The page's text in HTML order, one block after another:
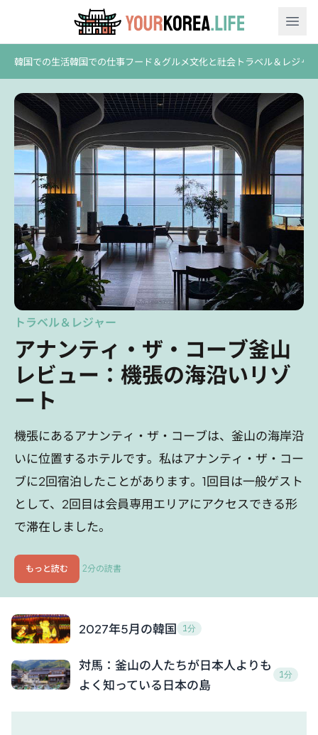
韓国での生活韓国での仕事フード＆グルメ文化と社会 トラベル＆レジャー
トラベル＆レジャー
アナンティ・ザ・コーブ釜山
レビュー：機張の海沿いリゾ
ート
機張にあるアナンティ・ザ・コーブは、釜山の海岸沿
いに位置するホテルです。私はアナンティ・ザ・コー
ブに2回宿泊したことがあります。1回目は一般ゲスト
として、2回目は会員専用エリアにアクセスできる形
で滞在しました。
もっと読む 2分の読書
2027年5月の韓国 1分
対馬：釜山の人たちが日本人よりも
よく知っている日本の島
1分